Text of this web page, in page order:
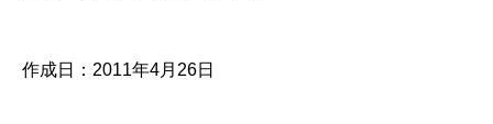
作成日：2011年4月26日